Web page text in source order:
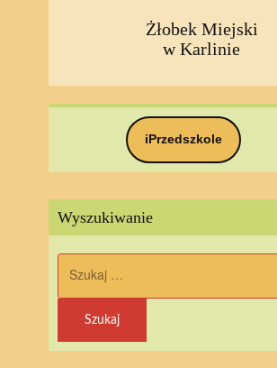
Żłobek Miejski
w Karlinie
iPrzedszkole
Wyszukiwanie